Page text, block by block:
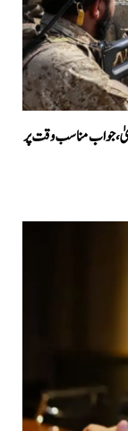
جواب مناسب وقت پر